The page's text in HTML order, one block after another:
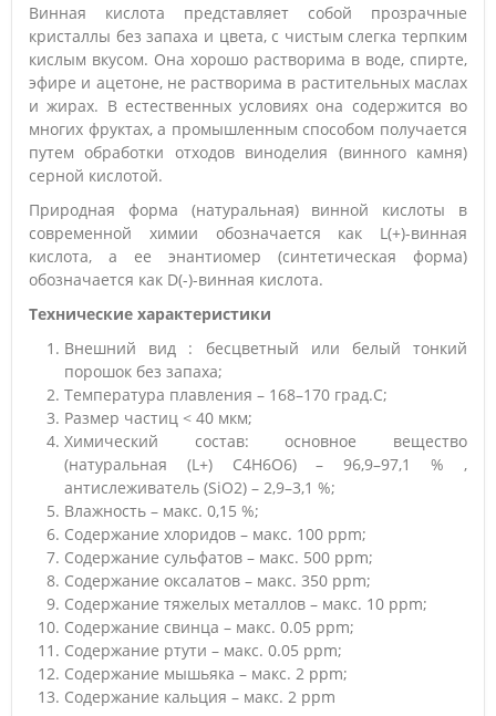
Винная кислота представляет собой прозрачные
кристаллы без запаха и цвета, с чистым слегка терпким
кислым вкусом. Она хорошо растворима в воде, спирте,
эфире и ацетоне, не растворима в растительных маслах
и жирах. В естественных условиях она содержится во
многих фруктах, а промышленным способом получается
путем обработки отходов виноделия (винного камня)
серной кислотой.
Природная форма (натуральная) винной кислоты в
современной химии обозначается как L(+)-винная
кислота, а ее энантиомер (синтетическая форма)
обозначается как D(-)-винная кислота.
Технические характеристики
Внешний вид : бесцветный или белый тонкий
порошок без запаха;
Температура плавления – 168–170 град.С;
Размер частиц < 40 мкм;
Химический состав: основное вещество
(натуральная (L+) C4H6O6) – 96,9–97,1 % ,
антислеживатель (SiO2) – 2,9–3,1 %;
Влажность – макс. 0,15 %;
Содержание хлоридов – макс. 100 ppm;
Содержание сульфатов – макс. 500 ppm;
Содержание оксалатов – макс. 350 ppm;
Содержание тяжелых металлов – макс. 10 ppm;
Содержание свинца – макс. 0.05 ppm;
Содержание ртути – макс. 0.05 ppm;
Содержание мышьяка – макс. 2 ppm;
Содержание кальция – макс. 2 ppm